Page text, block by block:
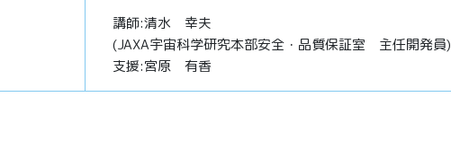
講師:清水 幸夫
(JAXA宇宙科学研究本部安全・品質保証室 主任開発員)
支援:宮原 有香